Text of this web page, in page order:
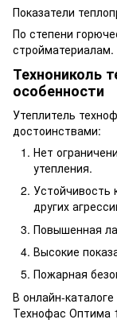
Показатели
По степени
стройматериалам.
Технониколь
особенности
Утеплитель
достоинствами:
Нет
утепления.
Устойчивость
других
Повышенная
Высокие
Пожарная
В онлайн-
Технофас Оптима